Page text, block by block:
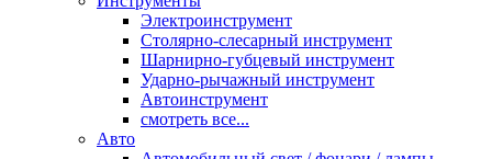
Электроинструмент
Столярно-слесарный инструмент
Шарнирно-губцевый инструмент
Ударно-рычажный инструмент
Автоинструмент
смотреть все...
Авто